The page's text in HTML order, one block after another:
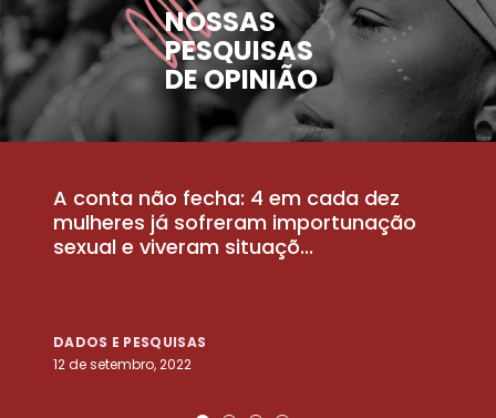
NOSSAS
PESQUISAS
DE OPINIÃO
A conta não fecha: 4 em cada dez
mulheres já sofreram importunação
sexual e viveram situaçõ...
DADOS E PESQUISAS
12 de setembro, 2022